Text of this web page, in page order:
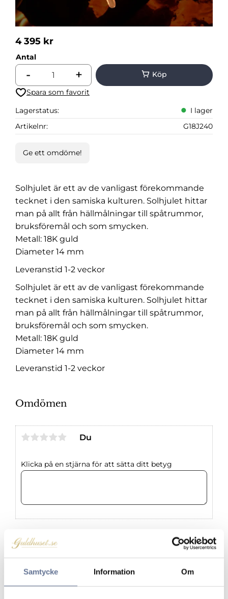
Samtycke Information Om
4 395 kr
Antal
+
-
Lägg till i favoriter
Lagerstatus
I lager
Artikelnr
G18J240
Ge ett omdöme!
Solhjulet är ett av de vanligast förekommande
tecknet i den samiska kulturen. Solhjulet hittar
man på allt från hällmålningar till spåtrummor,
bruksföremål och som smycken.
Metall: 18K guld
Diameter 14 mm
Leveranstid 1-2 veckor
Solhjulet är ett av de vanligast förekommande
tecknet i den samiska kulturen. Solhjulet hittar
man på allt från hällmålningar till spåtrummor,
bruksföremål och som smycken.
Metall: 18K guld
Diameter 14 mm
Leveranstid 1-2 veckor
Omdömen
Du
Klicka på en stjärna för att sätta ditt betyg
Produkter från samma kategori